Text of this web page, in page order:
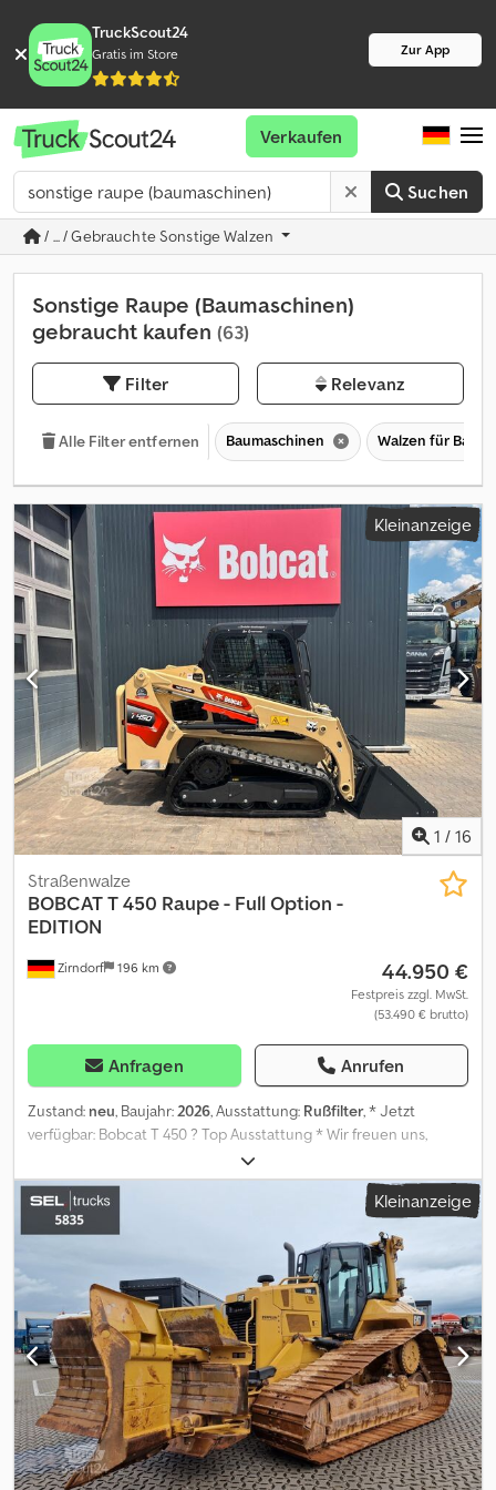
TruckScout24
Gratis im Store Zur App
Suchen
Verkaufen
/ ... / Gebrauchte Sonstige Walzen
Sonstige Raupe (Baumaschinen)
gebraucht kaufen (63)
Filter Relevanz
Alle Filter entfernen Baumaschinen Walzen für Bau
Kleinanzeige
1 / 16
Zirndorf 196 km
Straßenwalze
BOBCATT 450 Raupe - Full Option -
EDITION
44.950 €
Festpreis zzgl. MwSt.
(53.490 € brutto)
Anfragen Anrufen
Zustand: neu, Baujahr:2026, Ausstattung: Rußfilter, * Jetzt
verfügbar: Bobcat T 450 ? Top Ausstattung * Wir freuen uns,
Ihnen den Bobcat T 450 " EDITION " mit sehr guter
Sonderausstattung anbieten zu dürfen. * Zustand: Neugerät *
Verfügbarkeit: Sofort ab Lager----Warum Zirndorfer-
Maschinenpark ? * Offizieller Vertragshändler für Bobcat &
Montabert * Familienbetrieb mit über 45 Jahren Erfahrung *
Eigene Fachwerkstatt für geprüfte Qualität Chsdpozp Ttgefx
Ahzsa * Große Auswahl an Neu- und Gebrauchtmaschinen
Finanzierung, Leasing oder Mietkauf? Kein Problem ? über unsere
Partnerbanken finden wir die passende Lösung für Sie.
Gebrauchtmaschine in Zahlung geben? Gerne nehmen wir Ihre
Maschine zu fairen Konditionen in Zahlung. Anbaugeräte und
Zubehör? Weitere Anbaugeräte und passendes Zubehör bieten
wir auf Wunsch gerne mit an. Verkauf ins EU- oder Nicht-EU-
Ausland? Wir übernehmen die Abwicklung für Sie.----
Sonderausstattung der Maschine Kabine * Heizung * Klima *
Kleinanzeige